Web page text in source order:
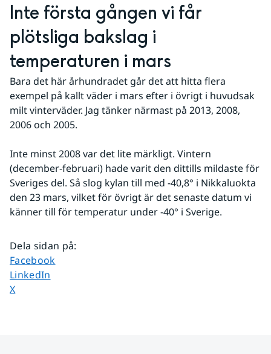
Inte första gången vi får
plötsliga bakslag i
temperaturen i mars
Bara det här århundradet går det att hitta flera
exempel på kallt väder i mars efter i övrigt i huvudsak
milt vinterväder. Jag tänker närmast på 2013, 2008,
2006 och 2005.
Inte minst 2008 var det lite märkligt. Vintern
(december-februari) hade varit den dittills mildaste för
Sveriges del. Så slog kylan till med -40,8° i Nikkaluokta
den 23 mars, vilket för övrigt är det senaste datum vi
känner till för temperatur under -40° i Sverige.
Dela sidan på:
Dela sidan på
Facebook
Dela sidan på
LinkedIn
Dela sidan på
X